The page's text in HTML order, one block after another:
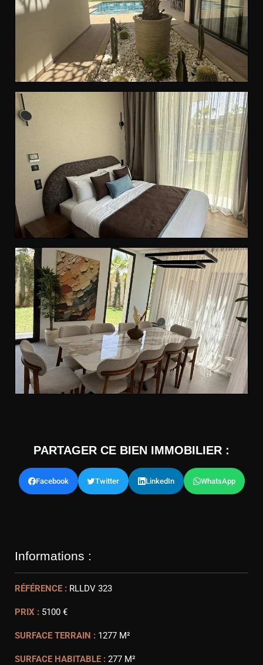
PARTAGER CE BIEN IMMOBILIER :
Facebook Twitter LinkedIn WhatsApp
Informations :
RÉFÉRENCE : RLLDV 323
PRIX : 5100 €
SURFACE TERRAIN : 1277 M²
SURFACE HABITABLE : 277 M²